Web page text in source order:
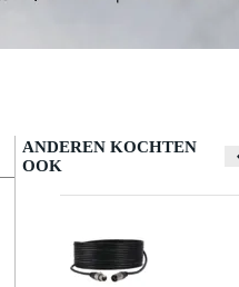
ANDEREN KOCHTEN
OOK